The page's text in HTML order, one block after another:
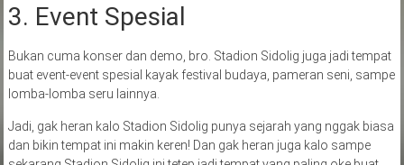
3. Event Spesial
Bukan cuma konser dan demo, bro. Stadion Sidolig juga jadi tempat
buat event-event spesial kayak festival budaya, pameran seni, sampe
lomba-lomba seru lainnya.
Jadi, gak heran kalo Stadion Sidolig punya sejarah yang nggak biasa
dan bikin tempat ini makin keren! Dan gak heran juga kalo sampe